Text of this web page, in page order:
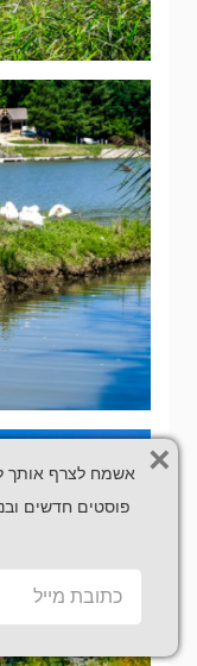
אשמח לצרף אותך
פוסטים חדשים
×